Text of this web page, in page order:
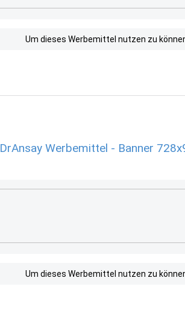
Um dieses Werbemittel nutzen zu
DrAnsay Werbemittel - Banner
Um dieses Werbemittel nutzen zu